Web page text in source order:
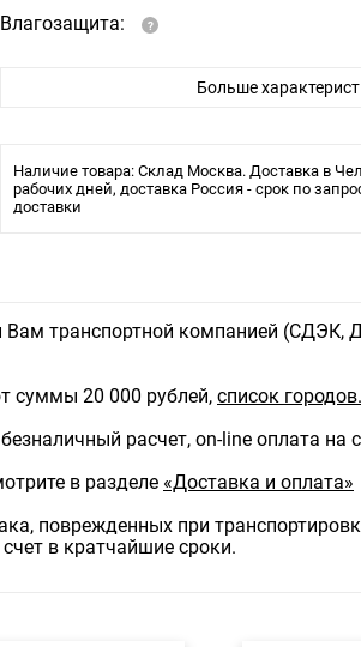
Влагозащита:
Высота светильника, см: 31
Цвет арматуры: Бронза
Лампы в комплекте, шт.:Нет
Больше
Наличие товара: Склад Москва. Доставка в
рабочих дней, доставка Россия - срок по
доставки
транспортной компанией (СДЭК,
суммы 20 000 рублей, список
расчет, on-line оплата на
в разделе «Доставка и оплата»
поврежденных при
в кратчайшие сроки.